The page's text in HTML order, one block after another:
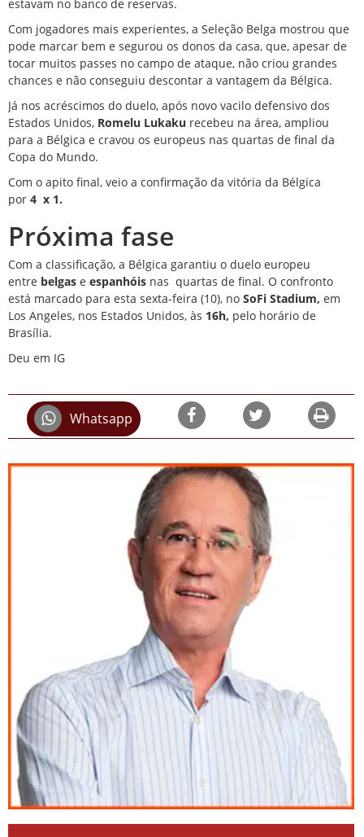
estavam no banco de reservas.
Com jogadores mais experientes, a Seleção Belga mostrou que
pode marcar bem e segurou os donos da casa, que, apesar de
tocar muitos passes no campo de ataque, não criou grandes
chances e não conseguiu descontar a vantagem da Bélgica.
Já nos acréscimos do duelo, após novo vacilo defensivo dos
Estados Unidos, Romelu Lukaku recebeu na área, ampliou
para a Bélgica e cravou os europeus nas quartas de final da
Copa do Mundo.
Com o apito final, veio a confirmação da vitória da Bélgica
por 4 x 1.
Próxima fase
Com a classificação, a Bélgica garantiu o duelo europeu
entre belgas e espanhóis nas quartas de final. O confronto
está marcado para esta sexta-feira (10), no SoFi Stadium, em
Los Angeles, nos Estados Unidos, às 16h, pelo horário de
Brasília.
Deu em IG
Whatsapp